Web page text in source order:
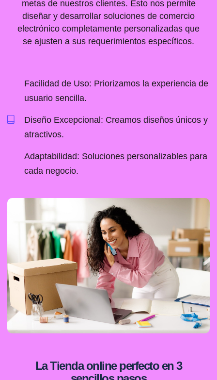
metas de nuestros clientes. Esto nos permite
diseñar y desarrollar soluciones de comercio
electrónico completamente personalizadas que
se ajusten a sus requerimientos específicos.
Facilidad de Uso: Priorizamos la experiencia de
usuario sencilla.
Diseño Excepcional: Creamos diseños únicos y
atractivos.
Adaptabilidad: Soluciones personalizables para
cada negocio.
La Tienda online perfecto en 3